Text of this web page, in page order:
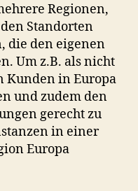
Regionen,
Standorten
die den eigenen
Um z.B. als nicht
Kunden in Europa
und zudem den
gerecht zu
in einer
Europa